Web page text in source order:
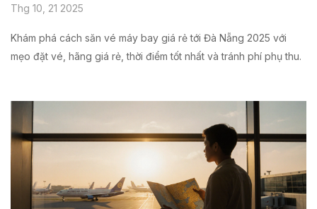
Thg 10, 21 2025
Khám phá cách săn vé máy bay giá rẻ tới Đà Nẵng 2025 với
mẹo đặt vé, hãng giá rẻ, thời điểm tốt nhất và tránh phí phụ thu.